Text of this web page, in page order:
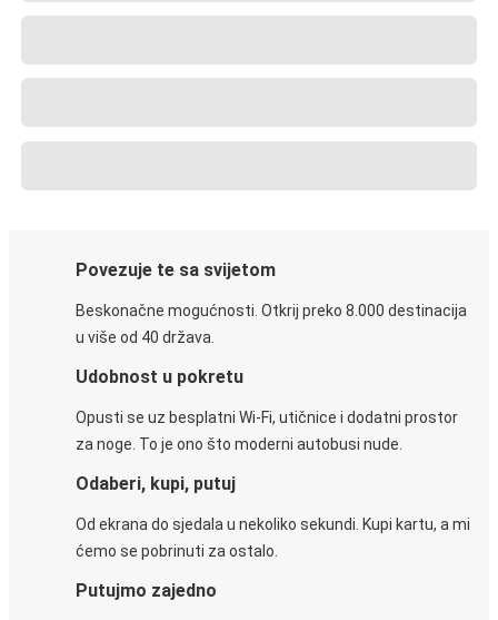
Povezuje te sa svijetom
Beskonačne mogućnosti. Otkrij preko 8.000 destinacija
u više od 40 država.
Udobnost u pokretu
Opusti se uz besplatni Wi-Fi, utičnice i dodatni prostor
za noge. To je ono što moderni autobusi nude.
Odaberi, kupi, putuj
Od ekrana do sjedala u nekoliko sekundi. Kupi kartu, a mi
ćemo se pobrinuti za ostalo.
Putujmo zajedno